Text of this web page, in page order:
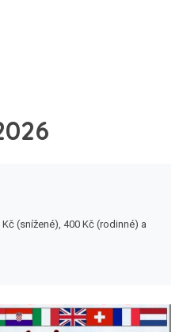
(snížené), 400 Kč (rodinné) a